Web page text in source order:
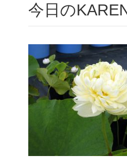
今日の